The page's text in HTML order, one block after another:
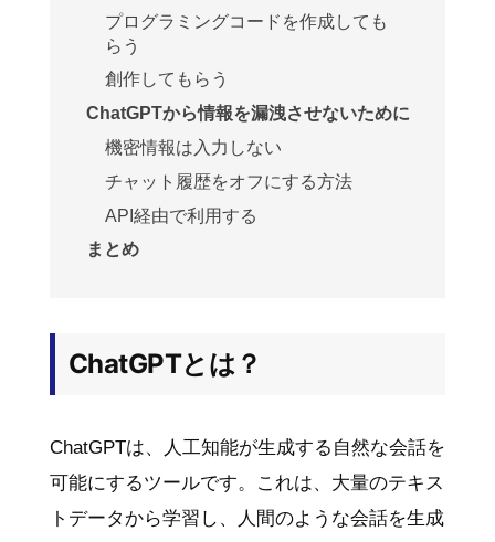
プログラミングコードを作成しても
らう
創作してもらう
ChatGPTから情報を漏洩させないために
機密情報は入力しない
チャット履歴をオフにする方法
API経由で利用する
まとめ
ChatGPTとは？
ChatGPTは、人工知能が生成する自然な会話を
可能にするツールです。これは、大量のテキス
トデータから学習し、人間のような会話を生成